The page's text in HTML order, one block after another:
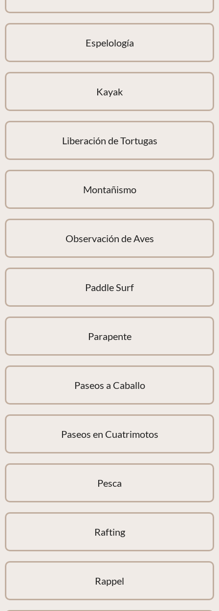
Espelología
Kayak
Liberación de Tortugas
Montañismo
Observación de Aves
Paddle Surf
Parapente
Paseos a Caballo
Paseos en Cuatrimotos
Pesca
Rafting
Rappel